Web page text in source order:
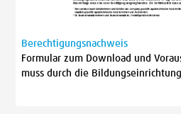
Berechtigungsnachweis
Formular zum Download und
muss durch die